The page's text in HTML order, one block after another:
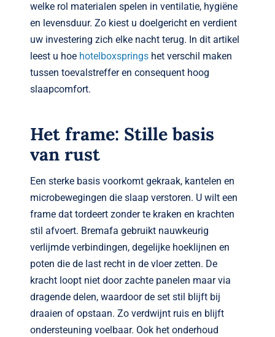
welke rol materialen spelen in ventilatie, hygiëne
en levensduur. Zo kiest u doelgericht en verdient
uw investering zich elke nacht terug. In dit artikel
leest u hoe hotelboxspringshet verschil maken
tussen toevalstreffer en consequent hoog
slaapcomfort.
Het frame: Stille basis
van rust
Een sterke basis voorkomt gekraak, kantelen en
microbewegingen die slaap verstoren. U wilt een
frame dat tordeert zonder te kraken en krachten
stil afvoert. Bremafa gebruikt nauwkeurig
verlijmde verbindingen, degelijke hoeklijnen en
poten die de last recht in de vloer zetten. De
kracht loopt niet door zachte panelen maar via
dragende delen, waardoor de set stil blijft bij
draaien of opstaan. Zo verdwijnt ruis en blijft
ondersteuning voelbaar. Ook het onderhoud